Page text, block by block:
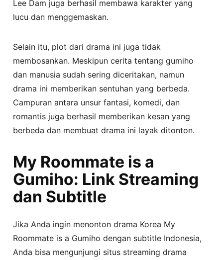
Lee Dam juga berhasil membawa karakter yang
lucu dan menggemaskan.
Selain itu, plot dari drama ini juga tidak
membosankan. Meskipun cerita tentang gumiho
dan manusia sudah sering diceritakan, namun
drama ini memberikan sentuhan yang berbeda.
Campuran antara unsur fantasi, komedi, dan
romantis juga berhasil memberikan kesan yang
berbeda dan membuat drama ini layak ditonton.
My Roommate is a
Gumiho: Link Streaming
dan Subtitle
Jika Anda ingin menonton drama Korea My
Roommate is a Gumiho dengan subtitle Indonesia,
Anda bisa mengunjungi situs streaming drama